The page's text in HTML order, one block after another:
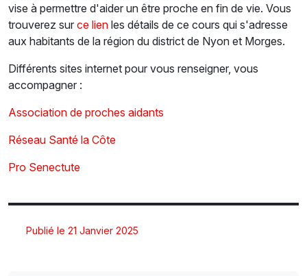
vise à permettre d'aider un être proche en fin de vie. Vous
trouverez sur ce lien les détails de ce cours qui s'adresse
aux habitants de la région du district de Nyon et Morges.
Différents sites internet pour vous renseigner, vous
accompagner :
Association de proches aidants
Réseau Santé la Côte
Pro Senectute
Publié le 21 Janvier 2025